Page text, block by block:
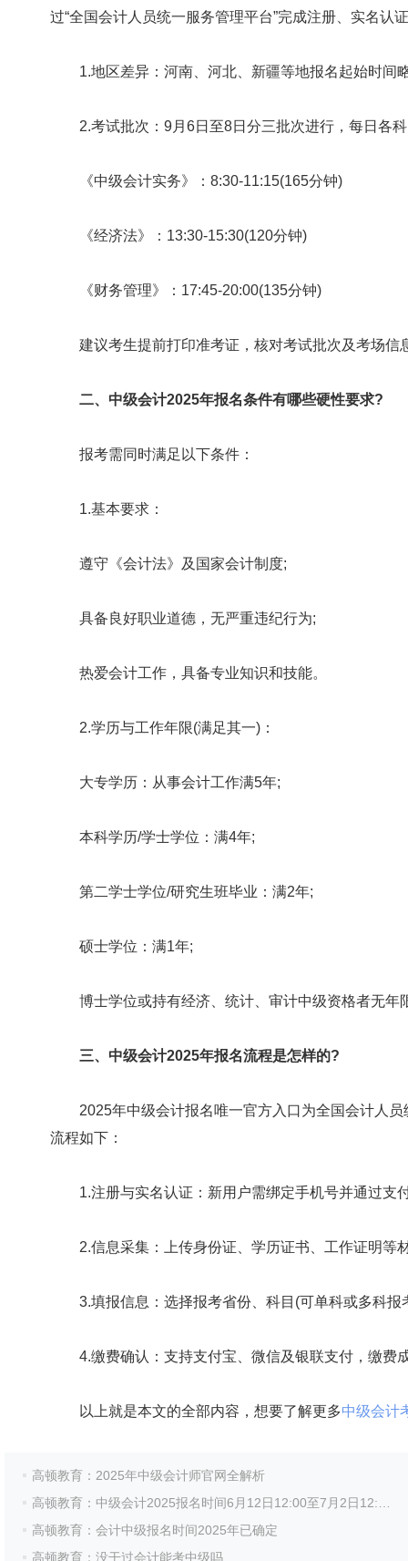
过“全国会计人员统一服务管理平台”完成注册、实名认
1.地区差异：河南、河北、新疆等地报名起始时间
2.考试批次：9月6日至8日分三批次进行，每日各科
《中级会计实务》：8:30-11:15(165分钟)
《经济法》：13:30-15:30(120分钟)
《财务管理》：17:45-20:00(135分钟)
建议考生提前打印准考证，核对考试批次及考场信
二、中级会计2025年报名条件有哪些硬性要求?
报考需同时满足以下条件：
1.基本要求：
遵守《会计法》及国家会计制度;
具备良好职业道德，无严重违纪行为;
热爱会计工作，具备专业知识和技能。
2.学历与工作年限(满足其一)：
大专学历：从事会计工作满5年;
本科学历/学士学位：满4年;
第二学士学位/研究生班毕业：满2年;
硕士学位：满1年;
博士学位或持有经济、统计、审计中级资格者无年
三、中级会计2025年报名流程是怎样的?
2025年中级会计报名唯一官方入口为全国会计人员
流程如下：
1.注册与实名认证：新用户需绑定手机号并通过支
2.信息采集：上传身份证、学历证书、工作证明等
3.填报信息：选择报考省份、科目(可单科或多科报
4.缴费确认：支持支付宝、微信及银联支付，缴费
以上就是本文的全部内容，想要了解更多中级会计
高顿教育：2025年中级会计师官网全解析
高顿教育：中级会计2025报名时间6月12日12:00至7月2日12:00
高顿教育：会计中级报名时间2025年已确定
高顿教育：没干过会计能考中级吗